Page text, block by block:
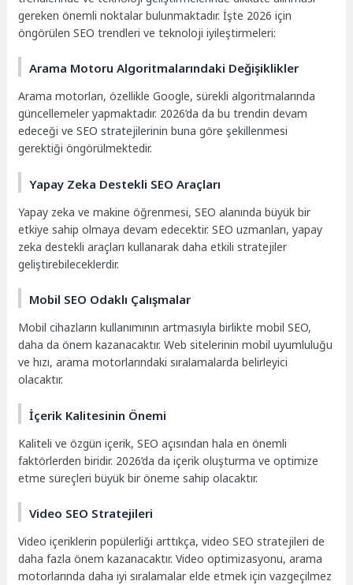
gereken önemli noktalar bulunmaktadır. İşte 2026 için
öngörülen SEO trendleri ve teknoloji iyileştirmeleri:
Arama Motoru Algoritmalarındaki Değişiklikler
Arama motorları, özellikle Google, sürekli algoritmalarında
güncellemeler yapmaktadır. 2026’da da bu trendin devam
edeceği ve SEO stratejilerinin buna göre şekillenmesi
gerektiği öngörülmektedir.
Yapay Zeka Destekli SEO Araçları
Yapay zeka ve makine öğrenmesi, SEO alanında büyük bir
etkiye sahip olmaya devam edecektir. SEO uzmanları, yapay
zeka destekli araçları kullanarak daha etkili stratejiler
geliştirebileceklerdir.
Mobil SEO Odaklı Çalışmalar
Mobil cihazların kullanımının artmasıyla birlikte mobil SEO,
daha da önem kazanacaktır. Web sitelerinin mobil uyumluluğu
ve hızı, arama motorlarındaki sıralamalarda belirleyici
olacaktır.
İçerik Kalitesinin Önemi
Kaliteli ve özgün içerik, SEO açısından hala en önemli
faktörlerden biridir. 2026’da da içerik oluşturma ve optimize
etme süreçleri büyük bir öneme sahip olacaktır.
Video SEO Stratejileri
Video içeriklerin popülerliği arttıkça, video SEO stratejileri de
daha fazla önem kazanacaktır. Video optimizasyonu, arama
motorlarında daha iyi sıralamalar elde etmek için vazgeçilmez